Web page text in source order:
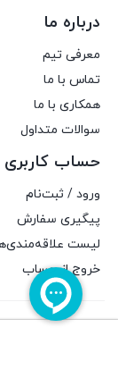
درباره ما
معرفی تیم
تماس با ما
همکاری با ما
سوالات متداول
حساب کاربری
ورود / ثبت‌نام
پیگیری سفارش
لیست
خروج از حساب
برای استفاده از